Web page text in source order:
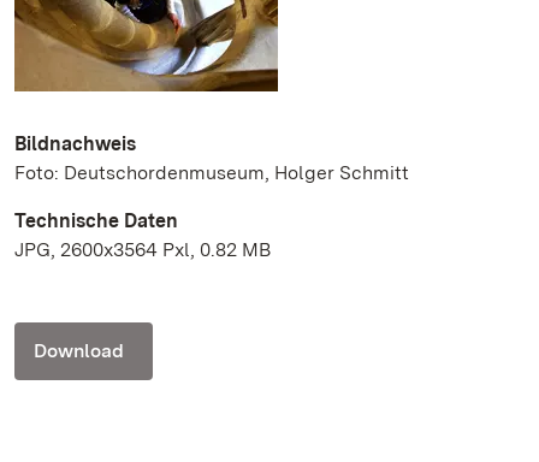
Bildnachweis
Foto: Deutschordenmuseum, Holger Schmitt
Technische Daten
JPG, 2600x3564 Pxl, 0.82 MB
Download